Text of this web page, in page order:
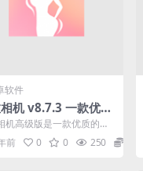
软件
机 v8.7.3 一款优质
美颜相机
机高级版是一款优质的手
相机，这里能够为用户提
专业的相机功能，还...
前 0 0 250